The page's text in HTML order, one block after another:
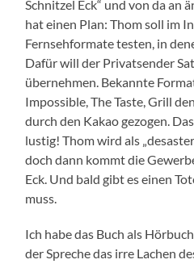
Schnitzel Eck“ und von da an
hat einen Plan: Thom soll im
Fernsehformate testen, in
Dafür will der Privatsender
übernehmen. Bekannte
Impossible, The Taste, Grill
durch den Kakao gezogen.
lustig! Thom wird als
doch dann kommt die
Eck. Und bald gibt es einen
muss.
Ich habe das Buch als
der Spreche das irre Lachen